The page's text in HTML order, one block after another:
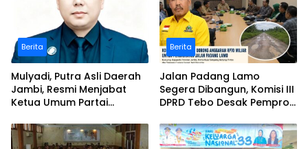
Berita
Mulyadi, Putra Asli Daerah
Jambi, Resmi Menjabat
Ketua Umum Partai
Perwakilan ASEAN Partai
Perubahan di Malaysia
Berita
Jalan Padang Lamo
Segera Dibangun, Komisi III
DPRD Tebo Desak Pemprov
Anggaran Rp70 Miliar